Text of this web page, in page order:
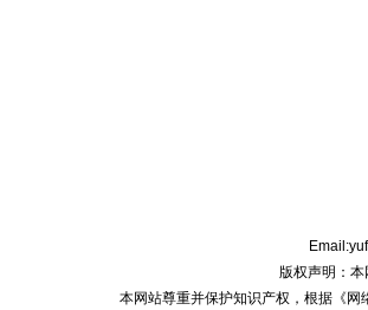
版权声明：
本网站尊重并保护知识产权，根据《